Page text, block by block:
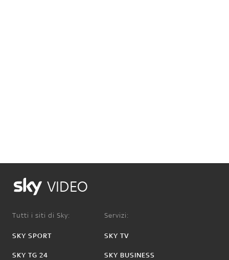
VIDEO
Tutti i siti di Sky:
SKY SPORT
SKY TG 24
Servizi:
SKY TV
SKY BUSINESS